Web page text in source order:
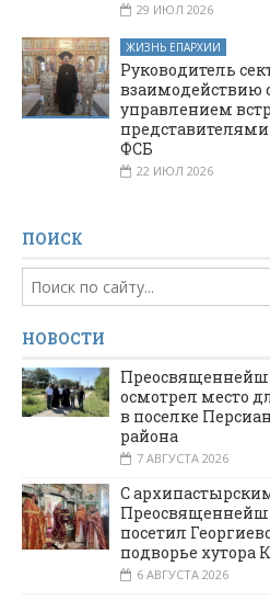
29 ИЮЛ 2026
ЖИЗНЬ ЕПАРХИИ
Руководитель
взаимодействию
управлением
ФСБ
22 ИЮЛ 2026
ПОИСК
НОВОСТИ
осмотрел место
в поселке
района
7 АВГУСТА 2026
С
посетил
подворье хутора
6 АВГУСТА 2026